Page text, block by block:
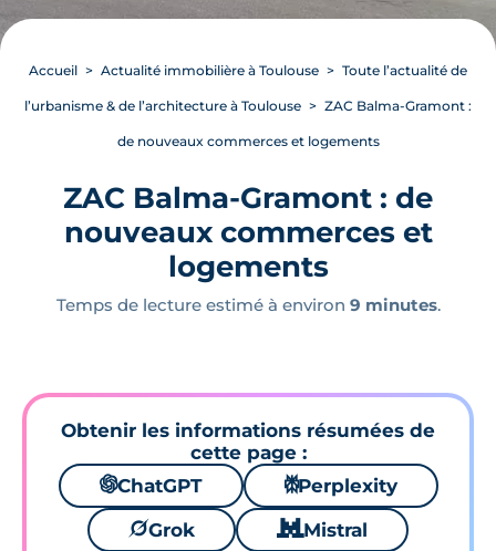
Accueil Actualité immobilière à Toulouse Toute l’actualité de
l’urbanisme & de l’architecture à Toulouse ZAC Balma-Gramont :
de nouveaux commerces et logements
ZAC Balma-Gramont : de
nouveaux commerces et
logements
Temps de lecture estimé à environ 9 minutes.
Obtenir les informations résumées de
cette page :
🌌ChatGPT ⚙Perplexity
🪐Grok 🐱 Mistral